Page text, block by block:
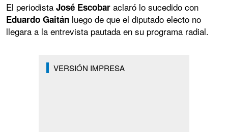
El periodista José Escobar aclaró lo sucedido con
Eduardo Gaitán luego de que el diputado electo no
llegara a la entrevista pautada en su programa radial.
VERSIÓN IMPRESA